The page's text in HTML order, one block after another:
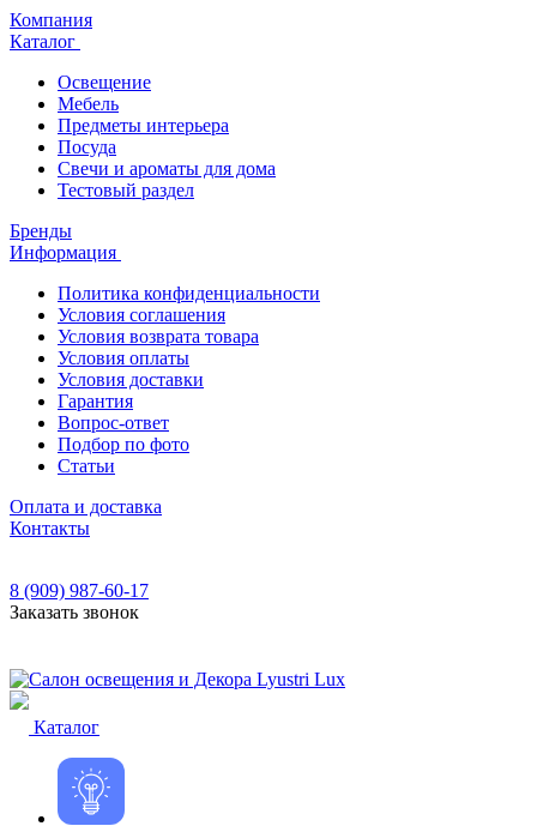
Компания
Каталог
Освещение
Мебель
Предметы интерьера
Посуда
Свечи и ароматы для дома
Тестовый раздел
Бренды
Информация
Политика конфиденциальности
Условия соглашения
Условия возврата товара
Условия оплаты
Условия доставки
Гарантия
Вопрос-ответ
Подбор по фото
Статьи
Оплата и доставка
Контакты
8 (909) 987-60-17
Заказать звонок
Каталог